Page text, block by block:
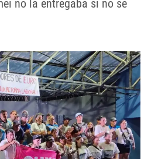
no la entregaba si no se